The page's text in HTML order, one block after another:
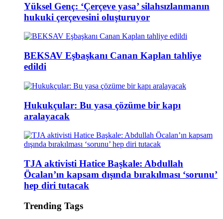
Yüksel Genç: ‘Çerçeve yasa’ silahsızlanmanın
hukuki çerçevesini oluşturuyor
BEKSAV Eşbaşkanı Canan Kaplan tahliye
edildi
Hukukçular: Bu yasa çözüme bir kapı
aralayacak
TJA aktivisti Hatice Başkale: Abdullah
Öcalan’ın kapsam dışında bırakılması ‘sorunu’
hep diri tutacak
Trending Tags